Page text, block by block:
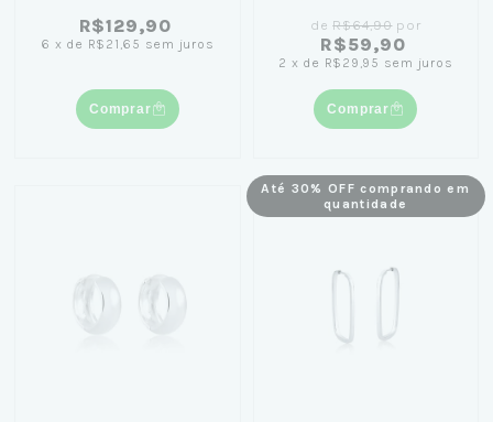
R$129,90
6 x de R$21,65 sem juros
Comprar
deR$64,90por
R$59,90
2 x de R$29,95 sem juros
Comprar
Até 30% OFF comprando em
quantidade